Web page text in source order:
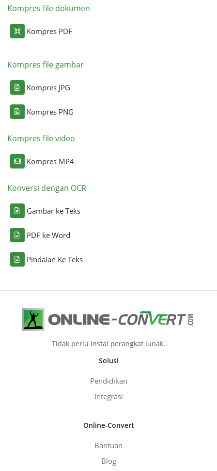
Kompres file dokumen
Kompres PDF
Kompres file gambar
Kompres JPG
Kompres PNG
Kompres file video
Kompres MP4
Konversi dengan OCR
Gambar ke Teks
PDF ke Word
Pindaian Ke Teks
Tidak perlu instal perangkat lunak.
Solusi
Pendidikan
Integrasi
Online-Convert
Bantuan
Blog